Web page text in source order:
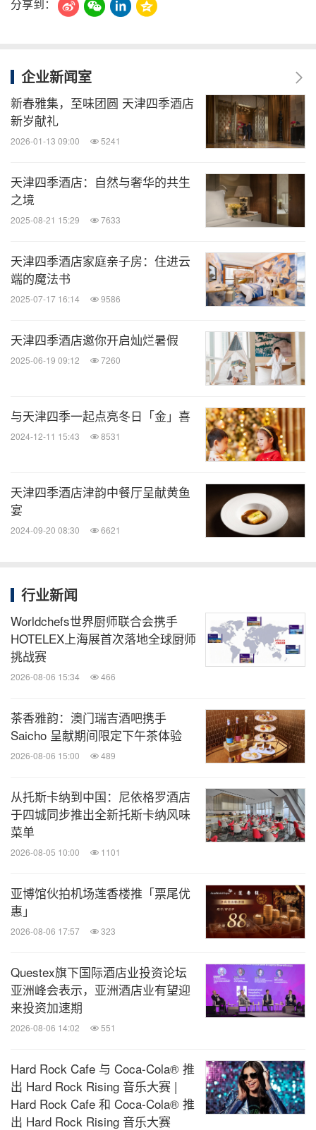
分享到：
企业新闻室
新春雅集，至味团圆 天津四季酒店
新岁献礼
2026-01-13 09:00 5241
天津四季酒店：自然与奢华的共生
之境
2025-08-21 15:29 7633
天津四季酒店家庭亲子房：住进云
端的魔法书
2025-07-17 16:14 9586
天津四季酒店邀你开启灿烂暑假
2025-06-19 09:12 7260
与天津四季一起点亮冬日「金」喜
2024-12-11 15:43 8531
天津四季酒店津韵中餐厅呈献黄鱼
宴
2024-09-20 08:30 6621
行业新闻
Worldchefs世界厨师联合会携手
HOTELEX上海展首次落地全球厨师
挑战赛
2026-08-06 15:34 466
茶香雅韵：澳门瑞吉酒吧携手
Saicho 呈献期间限定下午茶体验
2026-08-06 15:00 489
从托斯卡纳到中国：尼依格罗酒店
于四城同步推出全新托斯卡纳风味
菜单
2026-08-05 10:00 1101
亚博馆伙拍机场莲香楼推「票尾优
惠」
2026-08-06 17:57 323
Questex旗下国际酒店业投资论坛
亚洲峰会表示，亚洲酒店业有望迎
来投资加速期
2026-08-06 14:02 551
Hard Rock Cafe 与 Coca-Cola® 推
出 Hard Rock Rising 音乐大赛 |
Hard Rock Cafe 和 Coca-Cola® 推
出 Hard Rock Rising 音乐大赛